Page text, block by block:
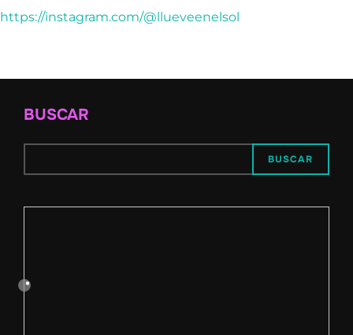
https://instagram.com/@llueveenelsol
BUSCAR
BUSCAR